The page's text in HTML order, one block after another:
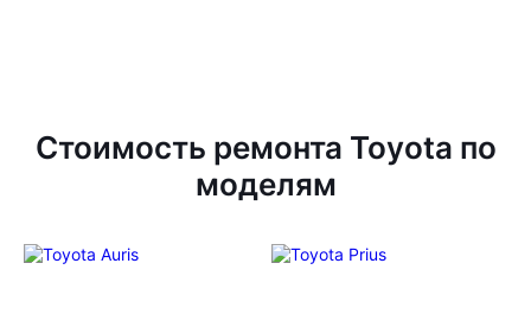
Стоимость ремонта Toyota по
моделям